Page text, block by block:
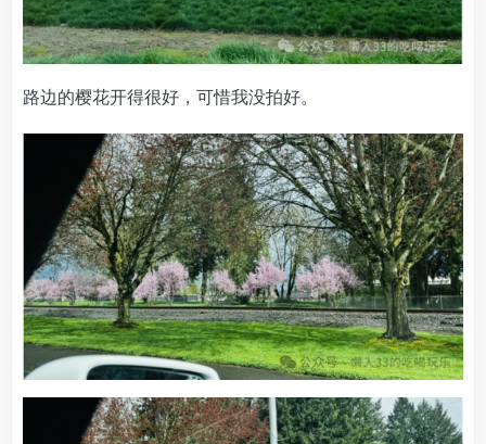
路边的樱花开得很好，可惜我没拍好。